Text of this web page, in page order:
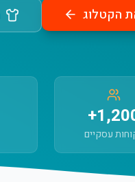
הקטלוג
עסקיים